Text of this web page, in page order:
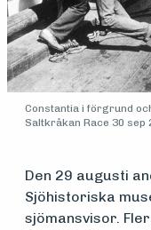
Søk
midler
Constantia i förgrund
Saltkråkan Race 30 sep
Den 29 augusti
Sjöhistoriska
sjömansvisor.